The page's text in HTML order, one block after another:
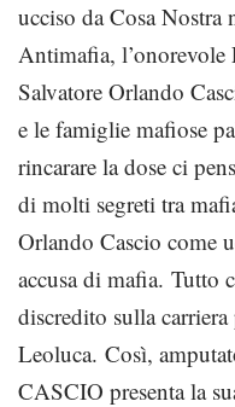
ucciso da Cosa
Antimafia, l’onorevole
Salvatore Orlando
e le famiglie mafiose
rincarare la dose ci
di molti segreti tra
Orlando Cascio come
accusa di mafia. Tutto
discredito sulla
Leoluca. Così,
CASCIO presenta la